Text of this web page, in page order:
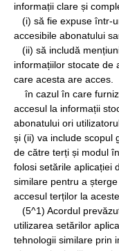
informații clare și
(i) să fie expuse într-
accesibile abonatului
(ii) să includă
informațiilor stocate de
care acesta are acces.
în cazul în care
accesul la informații
abonatului ori
și (ii) va include scopul
de către terți și modul
folosi setările aplicației
similare pentru a
accesul terților la
(5^1) Acordul
utilizarea setărilor
tehnologii similare prin